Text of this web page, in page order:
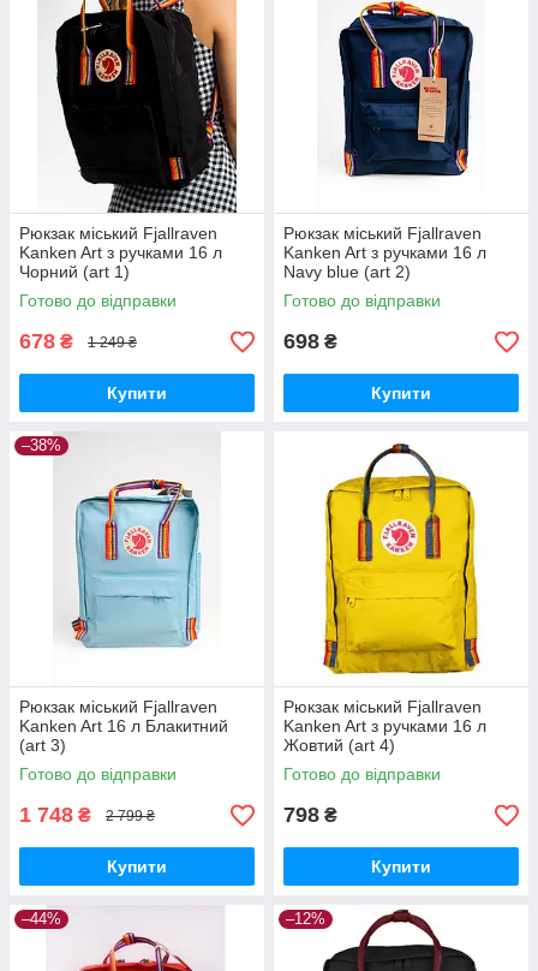
Рюкзак міський Fjallraven
Kanken Art з ручками 16 л
Чорний (art 1)
Готово до відправки
678 ₴ 1 249 ₴
Купити
Рюкзак міський Fjallraven
Kanken Art з ручками 16 л
Navy blue (art 2)
Готово до відправки
698 ₴
Купити
–38%
Рюкзак міський Fjallraven
Kanken Art 16 л Блакитний
(art 3)
Готово до відправки
1 748 ₴ 2 799 ₴
Купити
Рюкзак міський Fjallraven
Kanken Art з ручками 16 л
Жовтий (art 4)
Готово до відправки
798 ₴
Купити
–44% –12%